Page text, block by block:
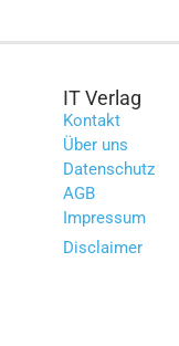
IT Verlag
Kontakt
Über uns
Datenschutz
AGB
Impressum
Disclaimer